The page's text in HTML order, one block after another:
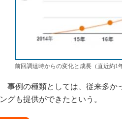
前回調達時からの変化と成長（直近約1
事例の種類としては、従来多か
ングも提供ができたという。